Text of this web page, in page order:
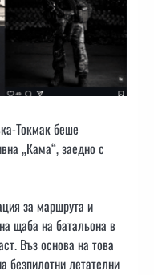
Токмак беше
„Кама“, заедно с
за маршрута и
щаба на батальона в
Въз основа на това
безпилотни летателни